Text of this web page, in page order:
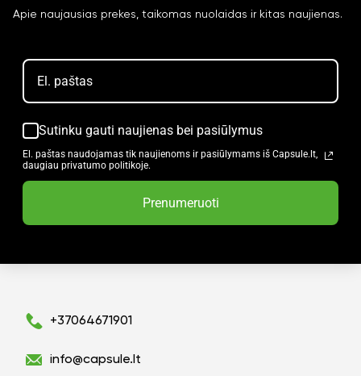
Apie naujausias prekes, taikomas nuolaidas ir kitas naujienas.
Sutinku gauti naujienas bei pasiūlymus
El. paštas naudojamas tik naujienoms ir pasiūlymams iš Capsule.lt,
daugiau privatumo politikoje.
Prenumeruoti
+37064671901
info@capsule.lt